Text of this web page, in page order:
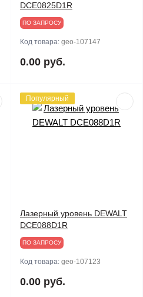
DCE0825D1R
ПО ЗАПРОСУ
Код товара: geo-107147
0.00 руб.
Популярный
Лазерный уровень DEWALT
DCE088D1R
ПО ЗАПРОСУ
Код товара: geo-107123
0.00 руб.